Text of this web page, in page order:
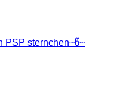
PSP sternchen~წ~